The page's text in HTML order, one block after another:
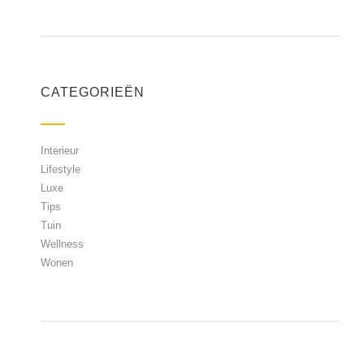
CATEGORIEËN
Interieur
Lifestyle
Luxe
Tips
Tuin
Wellness
Wonen